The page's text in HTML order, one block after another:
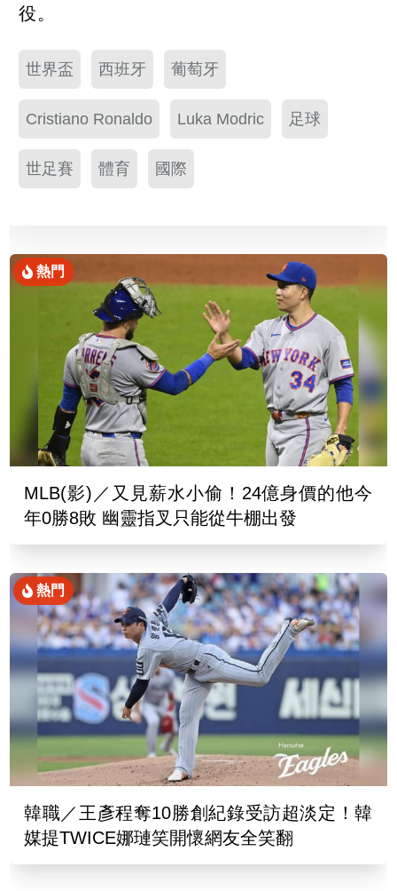
役。
世界盃 西班牙 葡萄牙
Cristiano Ronaldo Luka Modric 足球
世足賽 體育 國際
熱門
MLB(影)／又見薪水小偷！24億身價的他今
年0勝8敗 幽靈指叉只能從牛棚出發
熱門
韓職／王彥程奪10勝創紀錄受訪超淡定！韓
媒提TWICE娜璉笑開懷網友全笑翻